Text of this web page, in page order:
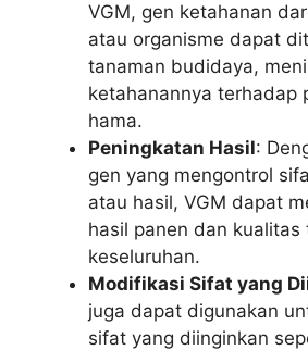
VGM, gen ketahanan
atau organisme dapat
tanaman budidaya,
ketahanannya terhadap
hama.
Peningkatan Hasil:
gen yang mengontrol
atau hasil, VGM dapat
hasil panen dan kualitas
keseluruhan.
Modifikasi Sifat yang
juga dapat digunakan
sifat yang diinginkan